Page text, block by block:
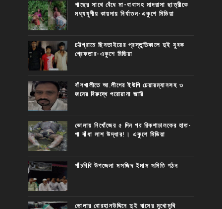
গাছের সাথে বেঁধে মা-বাবাসহ মাদরাসা ছাত্রীকে
মধ্যযুগীয় কায়দায় নির্যাতন-একুশে মিডিয়া
চট্টগ্রামে ছিনতাইয়ের প্রস্তুতিকালে দুই যুবক
গ্রেফতার-একুশে মিডিয়া
বাঁশখালীতে আ.লীগের ইউপি চেয়ারম্যানসহ ৩
জনের বিরুদ্ধে পরোয়ানা জারি
ভোলায় নিখোঁজের ৫ দিন পর রিকশাচালকের হাত-
পা বাঁধা লাশ উদ্ধার!। একুশে মিডিয়া
পাঁচবিবি উপজেলা মসজিদ ইমাম সমিতি গঠন
ভোলার বোরহানউদ্দিনে দুই বাসের মুখোমুখি